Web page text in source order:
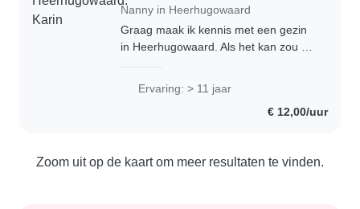
Nanny in Heerhugowaard
Graag maak ik kennis met een gezin
in Heerhugowaard. Als het kan zou ik
Als dat niet mogelijk is dan zou ik
Ervaring: > 11 jaar
€ 12,00/uur
Zoom uit op de kaart om meer resultaten te vinden.